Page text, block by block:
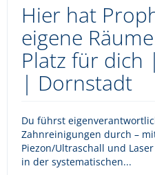
Hier hat
eigene
Platz für dich
| Dornstadt
Du führst
Zahnreinigungen durch –
Piezon/Ultraschall und
in der systematischen...